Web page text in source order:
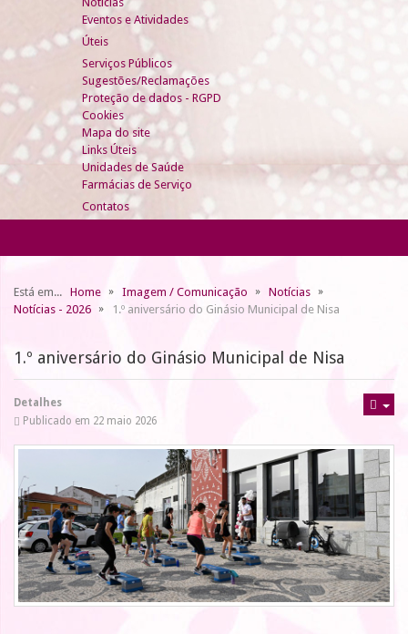
Eventos e Atividades
Úteis
Serviços Públicos
Sugestões/Reclamações
Proteção de dados - RGPD
Cookies
Mapa do site
Links Úteis
Unidades de Saúde
Farmácias de Serviço
Contatos
Está em... Home Imagem / Comunicação
Notícias
Notícias - 2026
1.º aniversário do Ginásio Municipal de Nisa
1.º aniversário do Ginásio Municipal de Nisa
Detalhes
Publicado em 22 maio 2026